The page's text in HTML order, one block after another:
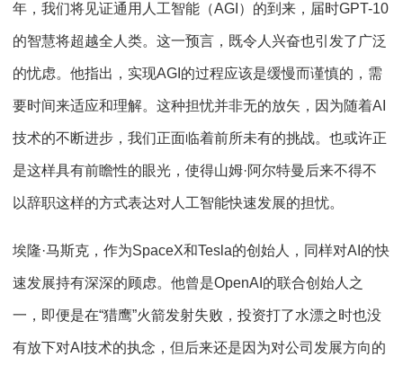
年，我们将见证通用人工智能（AGI ）的到来，届时GPT-10
的智慧将超越全人类。这一预言，既令人兴奋也引发了广泛
的忧虑。他指出，实现AGI 的过程应该是缓慢而谨慎的，需
要时间来适应和理解。这种担忧并非无的放矢，因为随着AI
技术的不断进步，我们正面临着前所未有的挑战。也或许正
是这样具有前瞻性的眼光，使得山姆·阿尔特曼后来不得不
以辞职这样的方式表达对人工智能快速发展的担忧。
埃隆·马斯克，作为SpaceX和Tesla的创始人，同样对AI 的快
速发展持有深深的顾虑。他曾是OpenAI 的联合创始人之
一，即便是在“猎鹰”火箭发射失败，投资打了水漂之时也没
有放下对AI 技术的执念，但后来还是因为对公司发展方向的